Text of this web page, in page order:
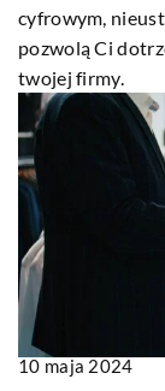
cyfrowym,
pozwolą Ci
twojej firmy.
10 maja 2024